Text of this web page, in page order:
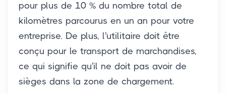
pour plus de 10 % du nombre total de
kilomètres parcourus en un an pour votre
entreprise. De plus, l'utilitaire doit être
conçu pour le transport de marchandises,
ce qui signifie qu'il ne doit pas avoir de
sièges dans la zone de chargement.